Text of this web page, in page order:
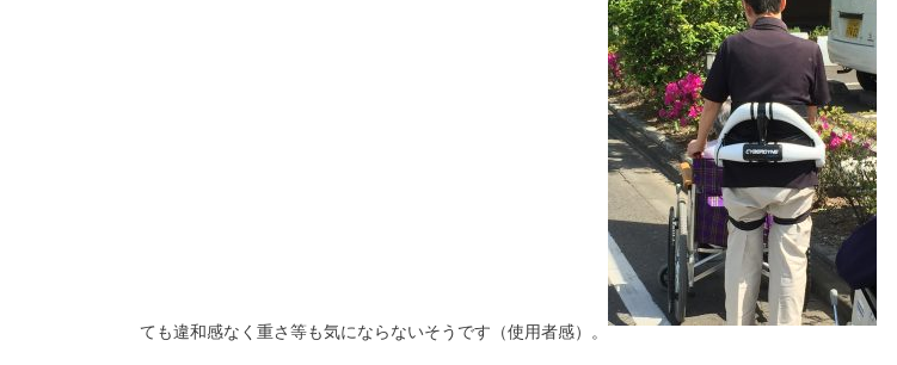
ても違和感なく重さ等も気にならないそうです（使用者感）。